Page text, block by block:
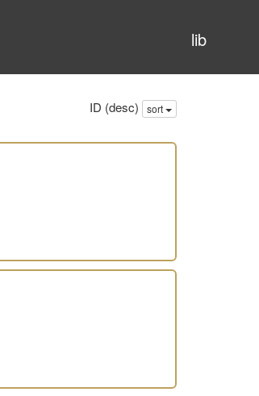
lib
ID (desc) sort